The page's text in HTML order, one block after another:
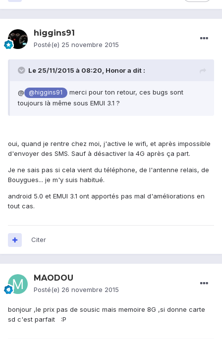
higgins91
Posté(e) 25 novembre 2015
Le 25/11/2015 à 08:20, Honor a dit :
@ @higgins91
merci pour ton retour, ces bugs sont
toujours là même sous EMUI 3.1 ?
oui, quand je rentre chez moi, j'active le wifi, et après impossible
d'envoyer des SMS. Sauf à désactiver la 4G après ça part.
Je ne sais pas si cela vient du téléphone, de l'antenne relais, de
Bouygues... je m'y suis habitué.
android 5.0 et EMUI 3.1 ont apportés pas mal d'améliorations en
tout cas.
Citer
MAODOU
Posté(e) 26 novembre 2015
bonjour ,le prix pas de sousic mais memoire 8G ,si donne carte
sd c'est parfait :P